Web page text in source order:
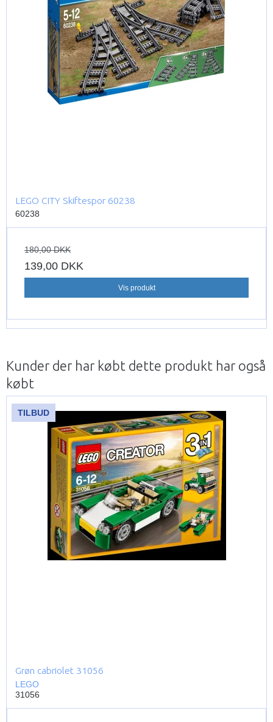
LEGO CITY Skiftespor 60238
60238
180,00 DKK
139,00 DKK
Vis produkt
Kunder der har købt dette produkt har også
købt
TILBUD
Grøn cabriolet 31056
LEGO
31056